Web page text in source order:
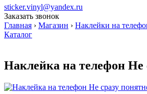
sticker.vinyl@yandex.ru
Заказать звонок
Главная › Магазин › Наклейки на
Каталог
Наклейка на телефон Не